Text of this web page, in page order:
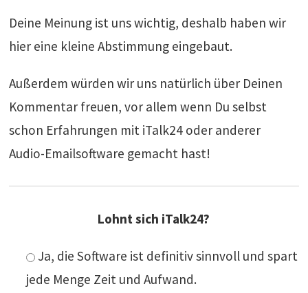
Deine Meinung ist uns wichtig, deshalb haben wir
hier eine kleine Abstimmung eingebaut.
Außerdem würden wir uns natürlich über Deinen
Kommentar freuen, vor allem wenn Du selbst
schon Erfahrungen mit iTalk24 oder anderer
Audio-Emailsoftware gemacht hast!
Lohnt sich iTalk24?
Ja, die Software ist definitiv sinnvoll und spart
jede Menge Zeit und Aufwand.